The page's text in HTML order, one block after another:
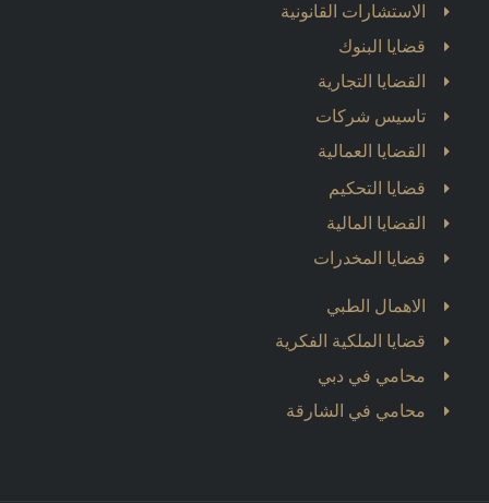
الاستشارات القانونية
قضايا البنوك
القضايا التجارية
تاسيس شركات
القضايا العمالية
قضايا التحكيم
القضايا المالية
قضايا المخدرات
الاهمال الطبي
قضايا الملكية الفكرية
محامي في دبي
محامي في الشارقة